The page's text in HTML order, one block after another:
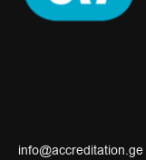
info@accreditation.ge